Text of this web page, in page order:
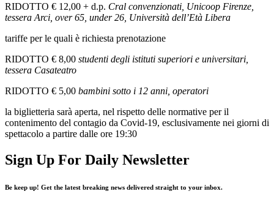
RIDOTTO € 12,00 + d.p. Cral convenzionati, Unicoop Firenze,
tessera Arci, over 65, under 26, Università dell’Età Libera
tariffe per le quali è richiesta prenotazione
RIDOTTO € 8,00 studenti degli istituti superiori e universitari,
tessera Casateatro
RIDOTTO € 5,00 bambini sotto i 12 anni, operatori
la biglietteria sarà aperta, nel rispetto delle normative per il
contenimento del contagio da Covid-19, esclusivamente nei giorni di
spettacolo a partire dalle ore 19:30
Sign Up For Daily Newsletter
Be keep up! Get the latest breaking news delivered straight to your inbox.